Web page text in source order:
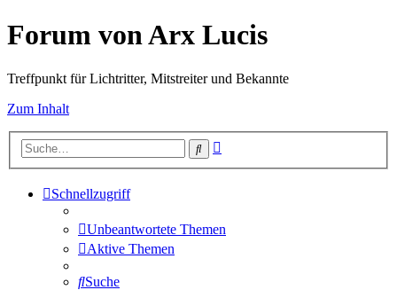
Forum von Arx Lucis
Treffpunkt für Lichtritter, Mitstreiter und Bekannte
Zum Inhalt
Suche
Schnellzugriff
Unbeantwortete Themen
Aktive Themen
Suche